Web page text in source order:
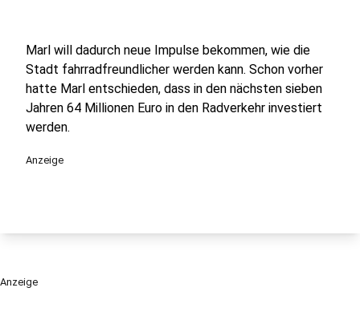
Marl will dadurch neue Impulse bekommen, wie die
Stadt fahrradfreundlicher werden kann. Schon vorher
hatte Marl entschieden, dass in den nächsten sieben
Jahren 64 Millionen Euro in den Radverkehr investiert
werden.
Anzeige
Anzeige